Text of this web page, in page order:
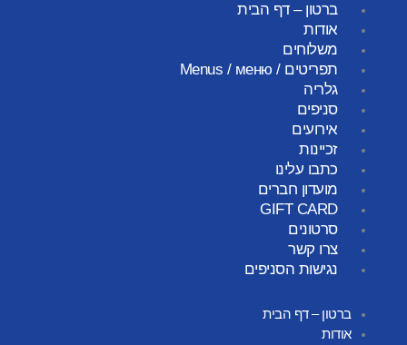
ברטון – דף הבית
אודות
משלוחים
תפריטים / Menus / меню
גלריה
סניפים
אירועים
זכיינות
כתבו עלינו
מועדון חברים
GIFT CARD
סרטונים
צרו קשר
נגישות הסניפים
ברטון – דף הבית
אודות